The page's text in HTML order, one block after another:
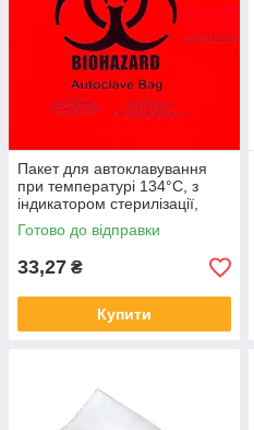
Пакет для автоклавування
при температурі 134°C, з
індикатором стерилізації,
розмір 400х660 мм
Готово до відправки
33,27 ₴
Купити